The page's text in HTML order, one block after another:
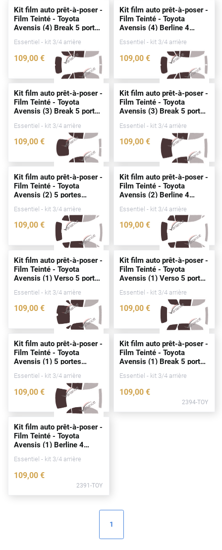
Land Rover
Mini
Opel
Peugeot
Skoda
Tesla
Toyota
Volkswagen
Acura
Aixam
Alfa Romeo
Alpine
Aston Martin
Audi
Bentley
Bmw
Buick
Kit film auto prêt-à-poser -
Film Teinté - Toyota
Avensis (4) Break 5portes
Essentiel - kit 3/4 arrière
109,00 €
2397-TOY
Kit film auto prêt-à-poser -
Film Teinté - Toyota
Avensis (4) Berline 4
Essentiel - kit 3/4 arrière
109,00 €
2393-TOY
Kit film auto prêt-à-poser -
Film Teinté - Toyota
Avensis (3) Break 5portes
Essentiel - kit 3/4 arrière
109,00 €
2395-TOY
Kit film auto prêt-à-poser -
Film Teinté - Toyota
Avensis (3) Break 5portes
Essentiel - kit 3/4 arrière
109,00 €
2396-TOY
Kit film auto prêt-à-poser -
Film Teinté - Toyota
Avensis (2) 5portes
Essentiel - kit 3/4 arrière
109,00 €
2390-TOY
Kit film auto prêt-à-poser -
Film Teinté - Toyota
Avensis (2) Berline 4
Essentiel - kit 3/4 arrière
109,00 €
2392-TOY
Kit film auto prêt-à-poser -
Film Teinté - Toyota
Avensis (1) Verso 5portes
Essentiel - kit 3/4 arrière
109,00 €
2399-TOY
Kit film auto prêt-à-poser -
Film Teinté - Toyota
Avensis (1) Verso 5portes
Essentiel - kit 3/4 arrière
109,00 €
2398-TOY
Kit film auto prêt-à-poser -
Film Teinté - Toyota
Avensis (1) 5portes
Essentiel - kit 3/4 arrière
109,00 €
2389-TOY
Kit film auto prêt-à-poser -
Film Teinté - Toyota
Avensis (1) Break 5portes
Essentiel - kit 3/4 arrière
109,00 €
2394-TOY
Kit film auto prêt-à-poser -
Film Teinté - Toyota
Avensis (1) Berline 4
Essentiel - kit 3/4 arrière
109,00 €
2391-TOY
1